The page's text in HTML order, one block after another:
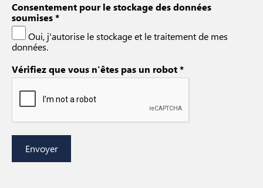
Consentement pour le stockage des données
soumises*
Oui, j'autorise le stockage et le traitement de mes
données.
Vérifiez que vous n'êtes pas un robot*